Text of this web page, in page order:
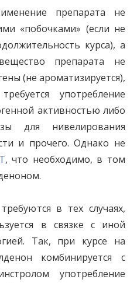
препарата не
«побочками» (если не
курса), а
препарата не
(не ароматизируется),
употребление
активностью либо
для нивелирования
и прочего. Однако не
, что необходимо, в том
в тех случаях,
в связке с иной
Так, при курсе на
комбинируется с
употребление